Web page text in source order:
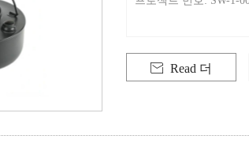
 Read 더